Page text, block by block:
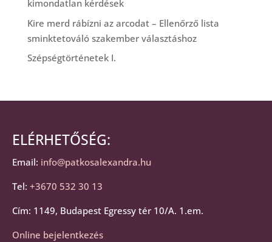
kimondatlan kérdések
Kire merd rábízni az arcodat – Ellenőrző lista
sminktetováló szakember választáshoz
Szépségtörténetek I.
ELÉRHETŐSÉG:
Email: info@patkosalexandra.hu
Tel: +3670 532 30 13
Cím: 1149, Budapest Egressy tér 10/A. 1.em.
Online bejelentkezés